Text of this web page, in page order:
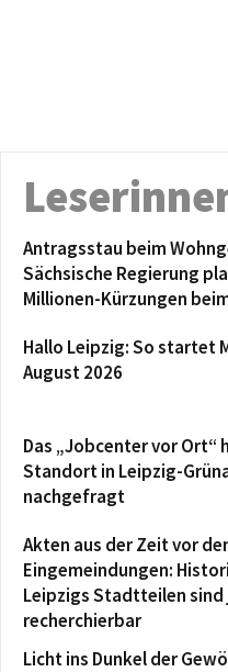
Antragsstau beim
Sächsische Regierung
Millionen-Kürzungen
Hallo Leipzig: So startet
August 2026
Das „Jobcenter vor Ort“
Standort in Leipzig-
nachgefragt
Akten aus der Zeit vor
Eingemeindungen:
Leipzigs Stadtteilen
recherchierbar
Licht ins Dunkel der